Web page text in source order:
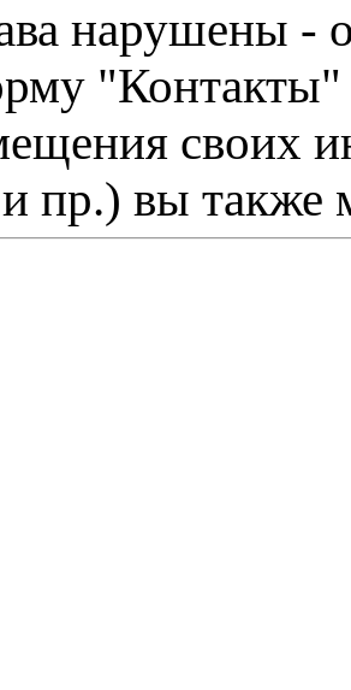
нарушены -
"Контакты"
своих
пр.) вы также